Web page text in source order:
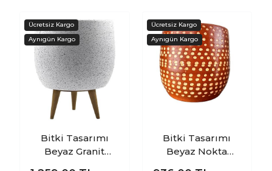
Bitki Tasarımı
Beyaz Granit
Bitki Tasarımı
Beyaz Nokta